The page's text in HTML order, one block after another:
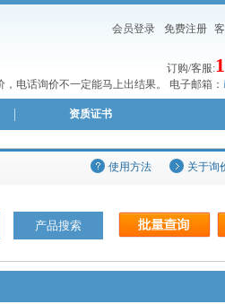
会员登录 免费注册
订购/客服:
电话询价不一定能马上出结果。 电子邮箱：
资质证书
使用方法 关于询